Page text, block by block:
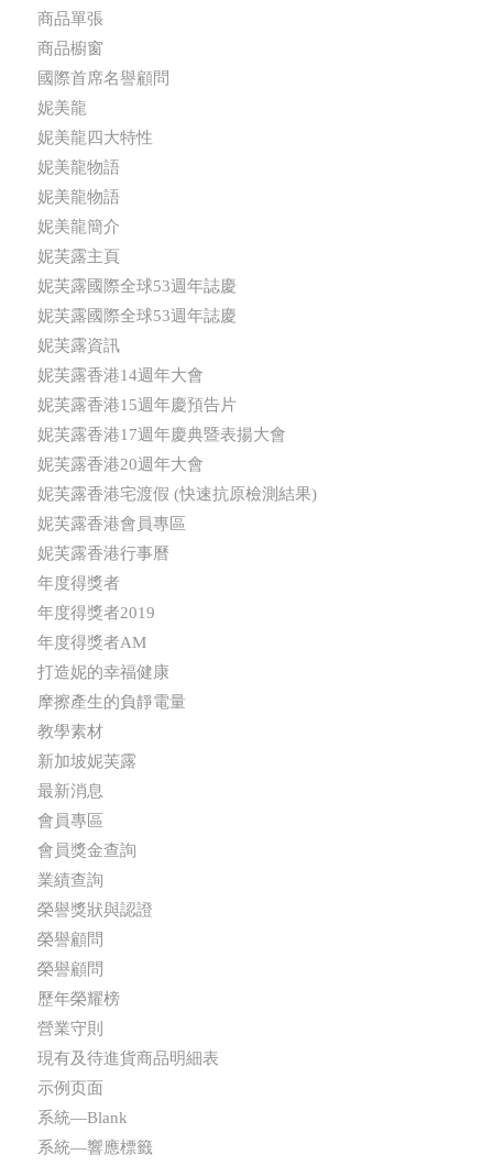
商品單張
商品櫥窗
國際首席名譽顧問
妮美龍
妮美龍四大特性
妮美龍物語
妮美龍物語
妮美龍簡介
妮芙露主頁
妮芙露國際全球53週年誌慶
妮芙露國際全球53週年誌慶
妮芙露資訊
妮芙露香港14週年大會
妮芙露香港15週年慶預告片
妮芙露香港17週年慶典暨表揚大會
妮芙露香港20週年大會
妮芙露香港宅渡假 (快速抗原檢測結果)
妮芙露香港會員專區
妮芙露香港行事曆
年度得獎者
年度得獎者2019
年度得獎者AM
打造妮的幸福健康
摩擦產生的負靜電量
教學素材
新加坡妮芙露
最新消息
會員專區
會員獎金查詢
業績查詢
榮譽獎狀與認證
榮譽顧問
榮譽顧問
歷年榮耀榜
營業守則
現有及待進貨商品明細表
示例页面
系統—Blank
系統—響應標籤